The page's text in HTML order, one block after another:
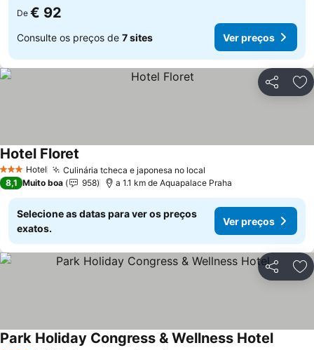
De € 92
Consulte os preços de 7 sites Ver preços
Partilhar
3 EstrelasHotel Culinária tcheca e japonesa no local
Hotel Floret
8,1 Muito boa 958 a 1.1 km de Aquapalace Praha
Selecione as datas para ver os preços
exatos.
Ver preços
Partilhar
Park Holiday Congress & Wellness Hotel